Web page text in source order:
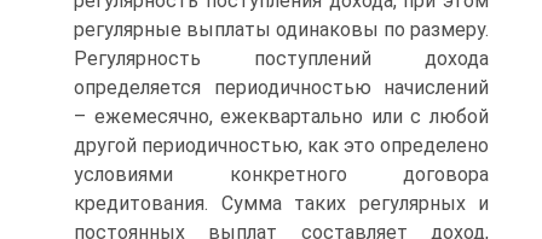
регулярные выплаты одинаковы по размеру.
Регулярность поступлений дохода
определяется периодичностью начислений
– ежемесячно, ежеквартально или с любой
другой периодичностью, как это определено
условиями конкретного договора
кредитования. Сумма таких регулярных и
постоянных выплат составляет доход,